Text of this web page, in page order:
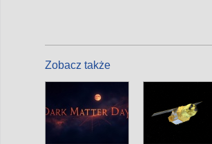
Zobacz także